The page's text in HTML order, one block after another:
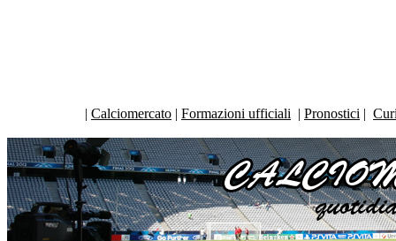
| Calciomercato | Formazioni ufficiali | Pronostici |